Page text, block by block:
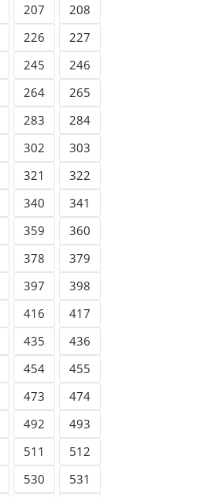
207
208
226
227
245
246
264
265
283
284
302
303
321
322
340
341
359
360
378
379
397
398
416
417
435
436
454
455
473
474
492
493
511
512
530
531